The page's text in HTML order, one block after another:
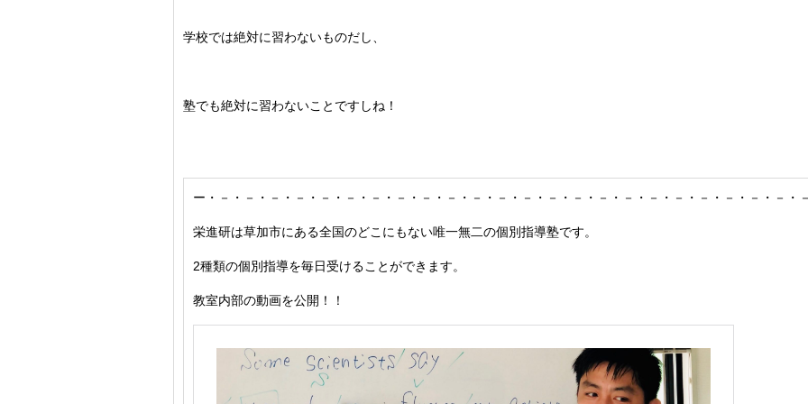
学校では絶対に習わないものだし、
塾でも絶対に習わないことですしね！
ー・－・－・－・－・－・－・－・－・－・－・－・－・－・－・－・－・－・－・－・－・－・－・－・
栄進研は草加市にある全国のどこにもない唯一無二の個別指導塾です。
2種類の個別指導を毎日受けることができます。
教室内部の動画を公開！！